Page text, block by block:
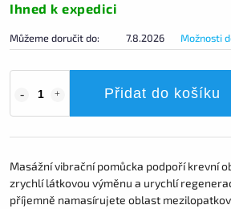
Ihned k expedici
Můžeme doručit do: 7.8.2026 Možnosti
Přidat do košíku
Masážní vibrační pomůcka podpoří krevní
zrychlí látkovou výměnu a urychlí
příjemně namasírujete oblast